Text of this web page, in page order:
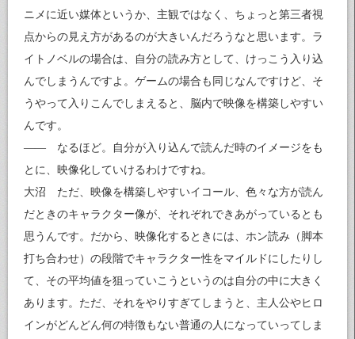
ニメに近い媒体というか、主観ではなく、ちょっと第三者視
点からの見え方があるのが大きいんだろうなと思います。ラ
イトノベルの場合は、自分の読み方として、けっこう入り込
んでしまうんですよ。ゲームの場合も同じなんですけど、そ
うやって入りこんでしまえると、脳内で映像を構築しやすい
んです。
—— なるほど。自分が入り込んで読んだ時のイメージをも
とに、映像化していけるわけですね。
大沼 ただ、映像を構築しやすいイコール、色々な方が読ん
だときのキャラクター像が、それぞれできあがっているとも
思うんです。だから、映像化するときには、ホン読み（脚本
打ち合わせ）の段階でキャラクター性をマイルドにしたりし
て、その平均値を狙っていこうというのは自分の中に大きく
あります。ただ、それをやりすぎてしまうと、主人公やヒロ
インがどんどん何の特徴もない普通の人になっていってしま